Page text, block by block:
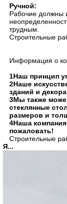
Ручной:
Рабочие должны
трудным.
Строительные
Информация о
1Наш принцип
2Наше
зданий и
3Мы также
стеклянные
размеров и
4Наша
пожаловать!
Строительные
Я...